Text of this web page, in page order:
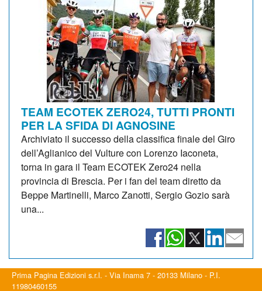
TEAM ECOTEK ZERO24, TUTTI PRONTI
PER LA SFIDA DI AGNOSINE
Archiviato il successo della classifica finale del Giro
dell’Aglianico del Vulture con Lorenzo Iaconeta,
torna in gara il Team ECOTEK Zero24 nella
provincia di Brescia. Per i fan del team diretto da
Beppe Martinelli, Marco Zanotti, Sergio Gozio sarà
una...
Prima Pagina Edizioni s.r.l. - Via Inama 7 - 20133 Milano - P.I.
11980460155